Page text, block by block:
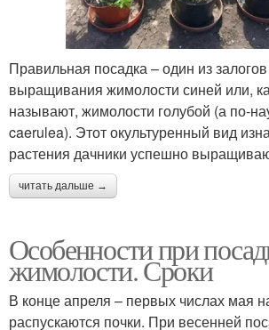
Правильная посадка – один из
выращивания жимолости синей или,
называют, жимолости голубой (а по-
caerulea). Этот окультуренный вид
растения дачники успешно
читать дальше →
Особенности при
жимолости. Сроки
В конце апреля – первых числах мая
распускаются почки. При весенней